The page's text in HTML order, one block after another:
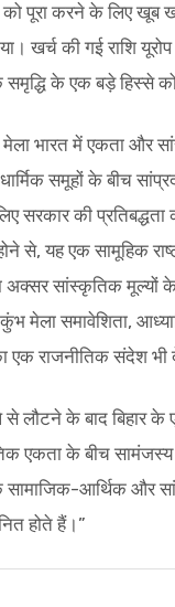
को पूरा करने के लिए खूब
खर्च की गई राशि
समृद्धि के एक बड़े हिस्से
भारत में एकता और
धार्मिक समूहों के बीच
सरकार की प्रतिबद्धता
से, यह एक सामूहिक
अक्सर सांस्कृतिक मूल्यों
मेला समावेशिता,
एक राजनीतिक संदेश भी
लौटने के बाद बिहार के
एकता के बीच सामंजस्य
आर्थिक और
होते हैं।”